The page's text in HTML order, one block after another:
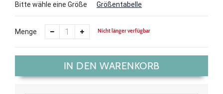
Bitte wähle eine Größe
Größentabelle
Menge Nicht länger verfügbar
IN DEN WARENKORB